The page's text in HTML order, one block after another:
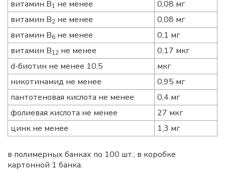
витамин B1 не менее
0,08 мг
витамин B2 не менее
0,08 мг
витамин B6не менее
0,1 мг
витамин B12 не менее
0,17 мкг
d-биотин не менее 10,5
мкг
никотинамид не менее
0,95 мг
пантотеновая кислота не менее
0,4 мг
фолиевая кислота не менее
27 мкг
цинк не менее
1,3 мг
в полимерных банках по 100 шт.; в коробке
картонной 1 банка.